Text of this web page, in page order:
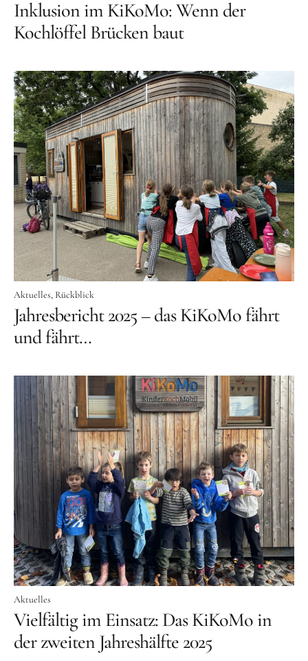
Inklusion im KiKoMo: Wenn der
Kochlöffel Brücken baut
Aktuelles Rückblick
Jahresbericht 2025 – das KiKoMo fährt
und fährt…
Aktuelles
Vielfältig im Einsatz: Das KiKoMo in
der zweiten Jahreshälfte 2025